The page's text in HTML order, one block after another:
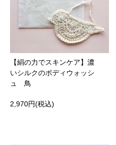
【絹の力でスキンケア】濃
いシルクのボディウォッシ
ュ 鳥
2,970円(税込)